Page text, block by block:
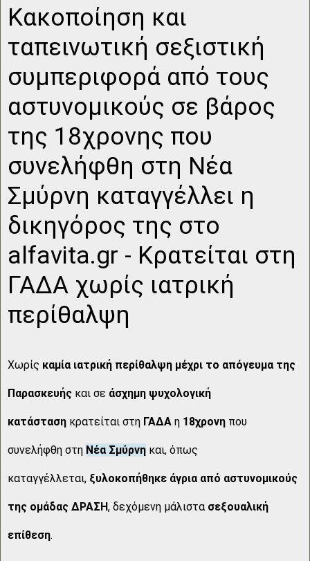
Κακοποίηση και
ταπεινωτική σεξιστική
συμπεριφορά από τους
αστυνομικούς σε βάρος
της 18χρονης που
συνελήφθη στη Νέα
Σμύρνη καταγγέλλει η
δικηγόρος της στο
alfavita.gr - Κρατείται στη
ΓΑΔΑ χωρίς ιατρική
περίθαλψη
Χωρίς καμία ιατρική περίθαλψη μέχρι το απόγευμα της
Παρασκευής και σε άσχημη ψυχολογική
κατάσταση κρατείται στη ΓΑΔΑ η 18χρονη που
συνελήφθη στη Νέα Σμύρνη και, όπως
καταγγέλλεται, ξυλοκοπήθηκε άγρια από αστυνομικούς
της ομάδας ΔΡΑΣΗ, δεχόμενη μάλιστα σεξουαλική
επίθεση.